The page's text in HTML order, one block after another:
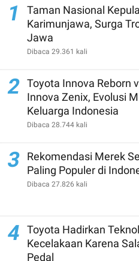
1
Taman Nasional
Karimunjawa, Surga
Jawa
Dibaca 29.361 kali
2 Toyota Innova Reborn
Innova Zenix, Evolusi
Keluarga Indonesia
Dibaca 28.744 kali
3
Rekomendasi Merek
Paling Populer di
Dibaca 27.826 kali
4
Toyota Hadirkan
Kecelakaan Karena
Pedal